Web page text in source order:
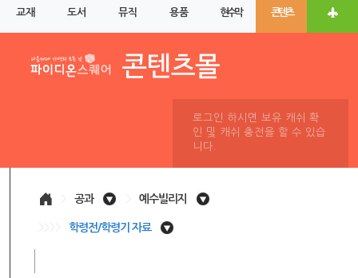
교재 도서 뮤직 용품 현수막 콘텐츠
로그인 하시면 보유 캐쉬 확
인 및 캐쉬 충전을 할 수 있습
니다.
공과 예수빌리지
학령전/학령기 자료